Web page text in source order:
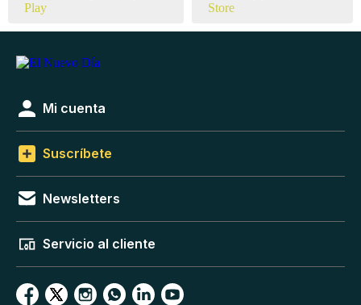
Mi cuenta
Suscríbete
Newsletters
Servicio al cliente